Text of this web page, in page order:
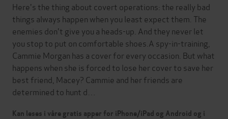
Here's the thing about covert operations: the really bad
things always happen when you least expect them. The
enemies don't give you a heads-up. And they never let
you stop to put on comfortable shoes.A spy-in-training,
Cammie Morgan has a cover for every occasion. But what
happens when she is forced to lose her cover to save her
best friend, Macey? Cammie and her friends are
determined to hunt d…
Kan leses i våre gratis apper for iPhone/iPad og Android og i